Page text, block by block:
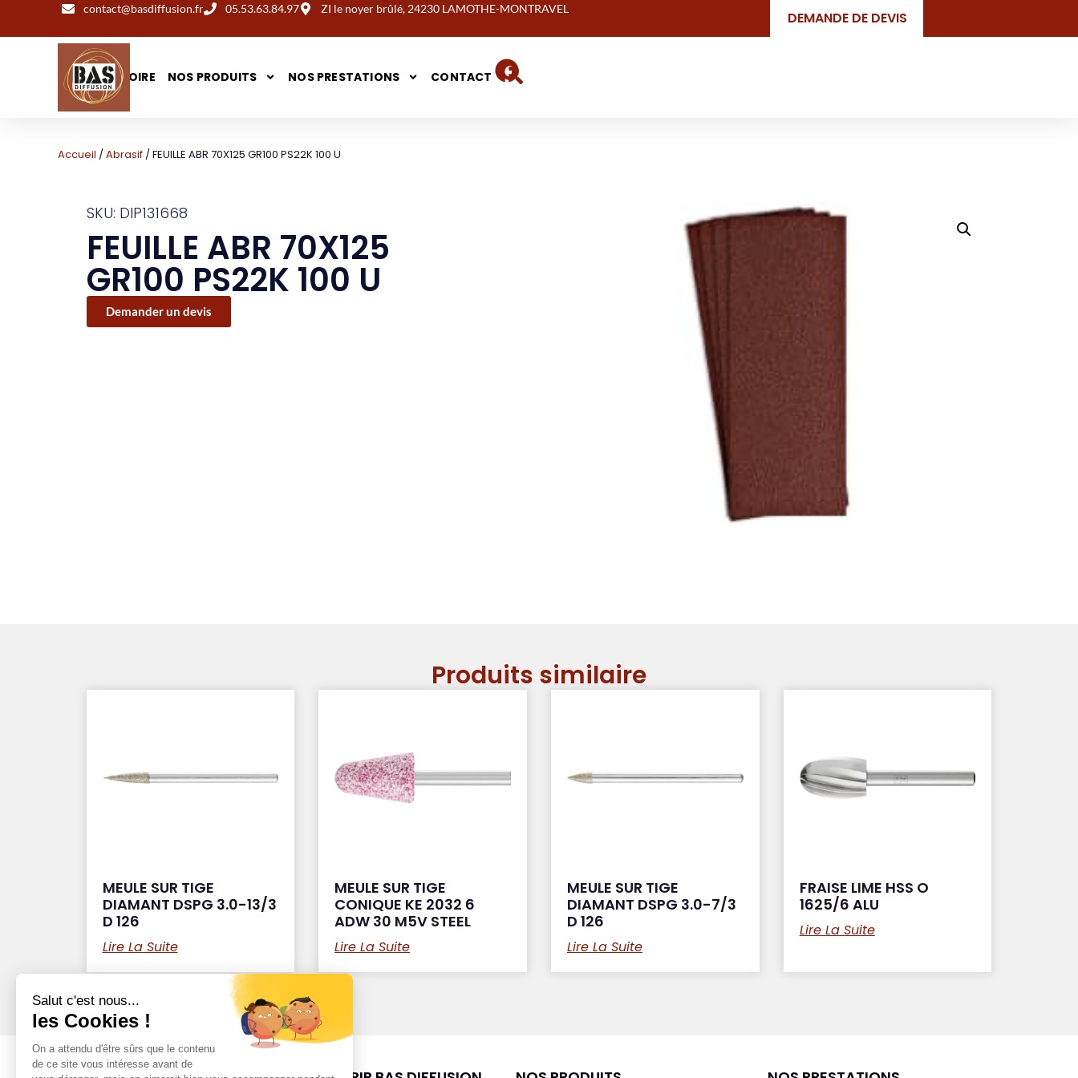
contact@basdiffusion.fr 05.53.63.84.97 ZI le noyer brûlé, 24230 LAMOTHE-MONTRAVEL
DEMANDE DE DEVIS
NOTRE HISTOIRE NOS PRODUITS NOS PRESTATIONS CONTACT
Accueil / Abrasif / FEUILLE ABR 70X125 GR100 PS22K 100 U
SKU: DIP131668
FEUILLE ABR 70X125
GR100 PS22K 100 U
Demander un devis
Produits similaire
MEULE SUR TIGE
DIAMANT DSPG 3.0-13/3
D 126
Lire La Suite
MEULE SUR TIGE
CONIQUE KE 2032 6
ADW 30 M5V STEEL
Lire La Suite
MEULE SUR TIGE
DIAMANT DSPG 3.0-7/3
D 126
Lire La Suite
FRAISE LIME HSS O
1625/6 ALU
Lire La Suite